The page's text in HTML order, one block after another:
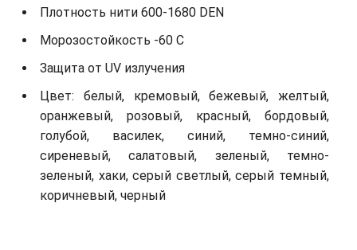
Плотность нити 600-1680 DEN
Морозостойкость -60 С
Защита от UV излучения
Цвет: белый, кремовый, бежевый, желтый,
оранжевый, розовый, красный, бордовый,
голубой, василек, синий, темно-синий,
сиреневый, салатовый, зеленый, темно-
зеленый, хаки, серый светлый, серый темный,
коричневый, черный